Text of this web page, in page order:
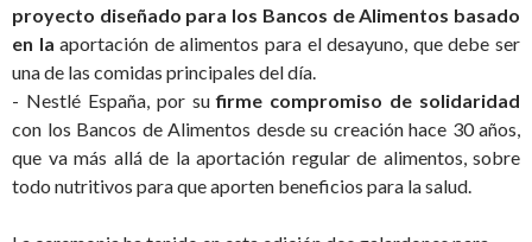
proyecto diseñado para los Bancos de Alimentos basado
en la aportación de alimentos para el desayuno, que debe ser
una de las comidas principales del día.
- Nestlé España, por sufirme compromiso de solidaridad
con los Bancos de Alimentos desde su creación hace 30 años,
que va más allá de la aportación regular de alimentos, sobre
todo nutritivos para que aporten beneficios para la salud.